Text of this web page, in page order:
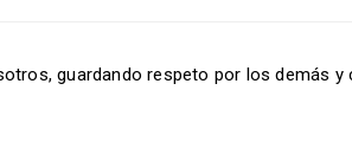
guardando respeto por los demás y